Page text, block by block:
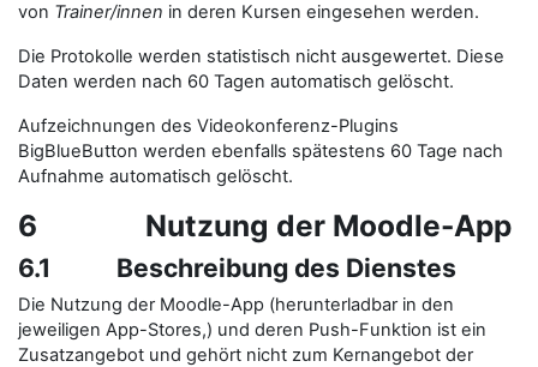
von Trainer/innen in deren Kursen eingesehen werden.
Die Protokolle werden statistisch nicht ausgewertet. Diese
Daten werden nach 60 Tagen automatisch gelöscht.
Aufzeichnungen des Videokonferenz-Plugins
BigBlueButton werden ebenfalls spätestens 60 Tage nach
Aufnahme automatisch gelöscht.
6 Nutzung der Moodle-App
6.1 Beschreibung des Dienstes
Die Nutzung der Moodle-App (herunterladbar in den
jeweiligen App-Stores,) und deren Push-Funktion ist ein
Zusatzangebot und gehört nicht zum Kernangebot der